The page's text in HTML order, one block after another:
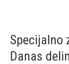
Specijalno
Danas